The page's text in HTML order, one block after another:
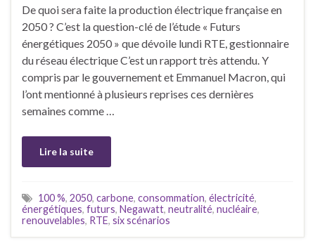
De quoi sera faite la production électrique française en
2050 ? C’est la question-clé de l’étude « Futurs
énergétiques 2050 » que dévoile lundi RTE, gestionnaire
du réseau électrique C’est un rapport très attendu. Y
compris par le gouvernement et Emmanuel Macron, qui
l’ont mentionné à plusieurs reprises ces dernières
semaines comme …
Lire la suite
100 %, 2050, carbone, consommation, électricité,
énergétiques, futurs, Negawatt, neutralité, nucléaire,
renouvelables, RTE, six scénarios